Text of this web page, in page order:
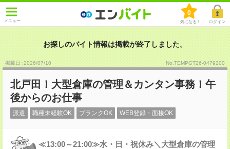
メニュー
0
気になる！ ログイン
お探しのバイト情報は掲載が終了しました。
掲載日 :2026/07/10 No.TEMPGT26-0479200
北戸田！大型倉庫の管理＆カンタン事務！午
後からのお仕事
派遣 職種未経験OK ブランクOK WEB登録・面接OK
≪13:00～21:00≫水・日・祝休み＼大型倉庫の管理